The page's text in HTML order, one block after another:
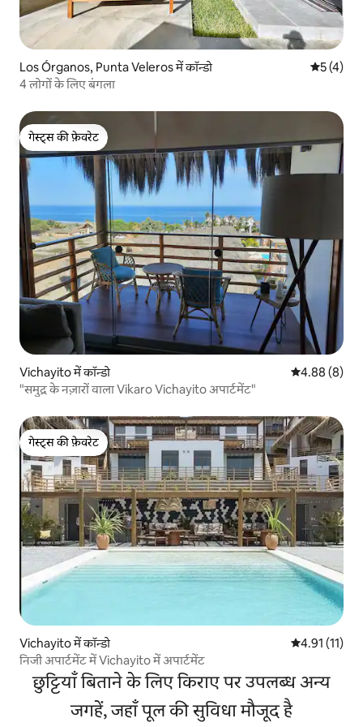
Los Órganos, Punta Veleros में कॉन्डो औसत रेटिंग
5 (4)
4 लोगों के लिए बंगला
गेस्ट्स की फ़ेवरेट
गेस्ट्स की फ़ेवरेट
Vichayito में कॉन्डो औसत रेटिंग 5 में
4.88 (8)
"समुद्र के नज़ारों वाला Vikaro Vichayito अपार्टमेंट"
गेस्ट्स की फ़ेवरेट
गेस्ट्स की फ़ेवरेट
Vichayito में कॉन्डो औसत रेटिंग 5 में
4.91 (11)
निजी अपार्टमेंट में Vichayito में अपार्टमेंट
छुट्टियाँ बिताने के लिए किराए पर उपलब्ध अन्य
जगहें, जहाँ पूल की सुविधा मौजूद है